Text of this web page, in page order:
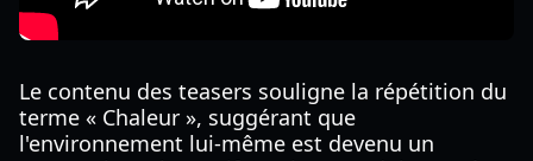
Le contenu des teasers souligne la répétition du
terme « Chaleur », suggérant que
l'environnement lui-même est devenu un